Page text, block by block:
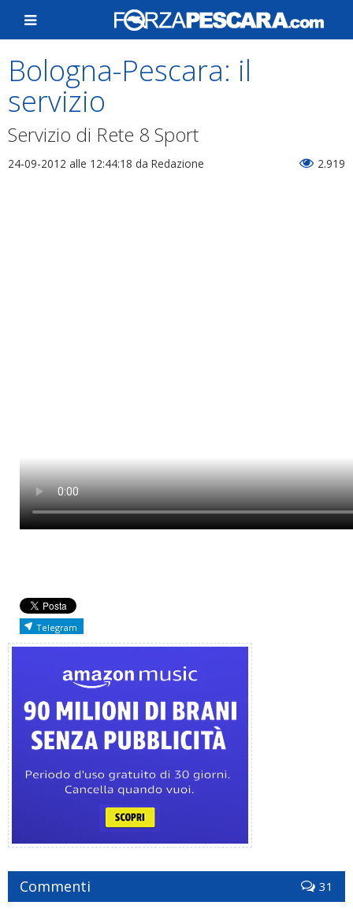
Bologna-Pescara: il
servizio
Servizio di Rete 8 Sport
24-09-2012 alle 12:44:18 da Redazione 2.919
Telegram
Commenti 31